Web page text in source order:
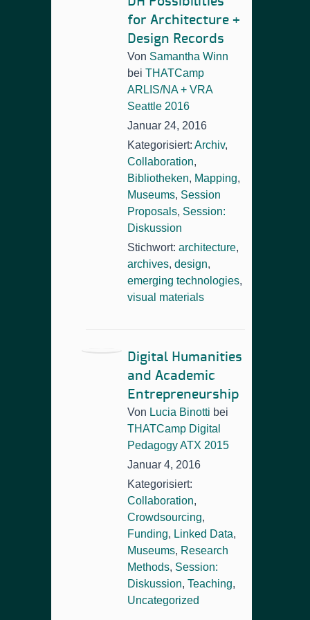
for Architecture +
Design Records
Von Samantha Winn
bei THATCamp
ARLIS/NA + VRA
Seattle 2016
Januar 24, 2016
Kategorisiert: Archiv,
Collaboration,
Bibliotheken, Mapping,
Museums, Session
Proposals, Session:
Diskussion
Stichwort: architecture,
archives, design,
emerging technologies,
visual materials
Digital Humanities
and Academic
Entrepreneurship
Von Lucia Binotti bei
THATCamp Digital
Pedagogy ATX 2015
Januar 4, 2016
Kategorisiert:
Collaboration,
Crowdsourcing,
Funding, Linked Data,
Museums, Research
Methods, Session:
Diskussion, Teaching,
Uncategorized